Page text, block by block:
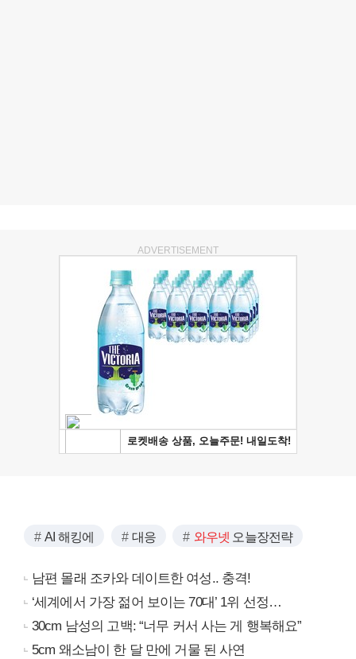
ADVERTISEMENT
AI 해킹에 대응 와우넷 오늘장전략
남편 몰래 조카와 데이트한 여성.. 충격!
‘세계에서 가장 젊어 보이는 70대’ 1위 선정…
30cm 남성의 고백: “너무 커서 사는 게 행복해요”
5cm 왜소남이 한 달 만에 거물 된 사연